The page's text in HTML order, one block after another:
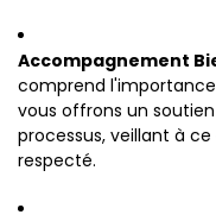
Accompagnement
comprend
vous offrons un
processus, veillant à
respecté.